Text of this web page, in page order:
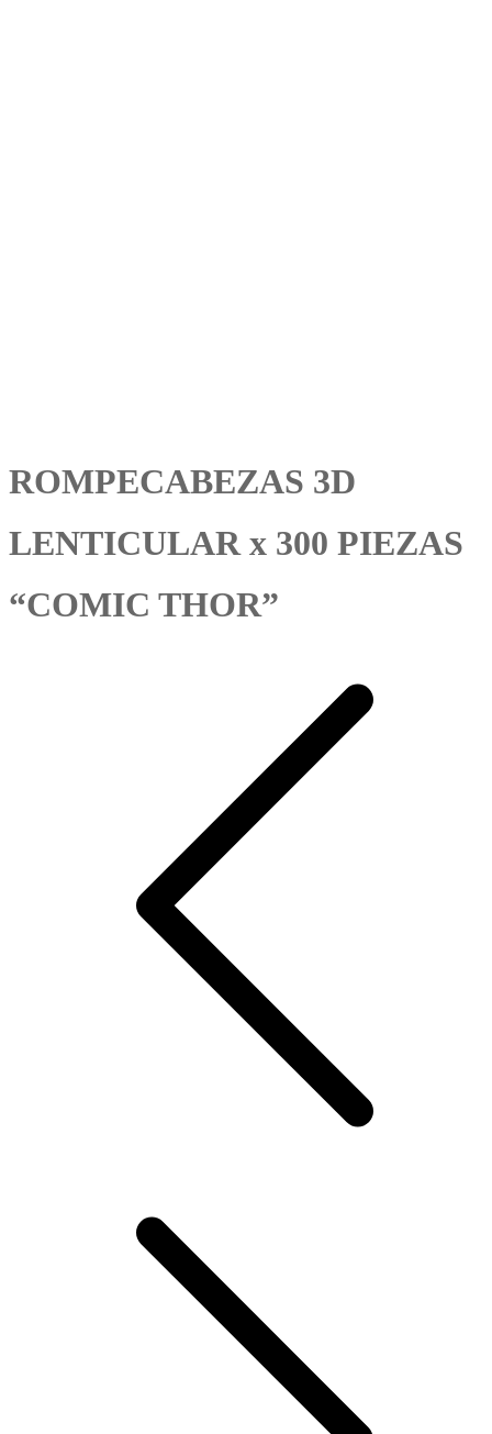
ROMPECABEZAS 3D
LENTICULAR x 300 PIEZAS
“COMIC THOR”